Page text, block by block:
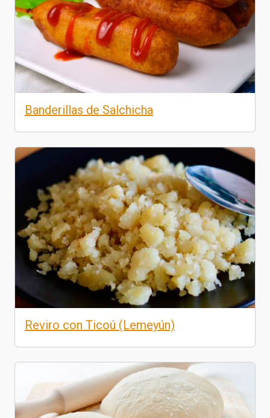
Banderillas de Salchicha
Reviro con Ticoú (Lemeyún)